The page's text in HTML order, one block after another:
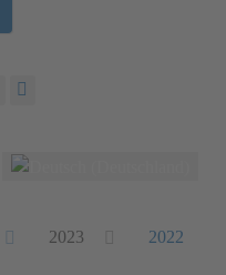
2023 2022